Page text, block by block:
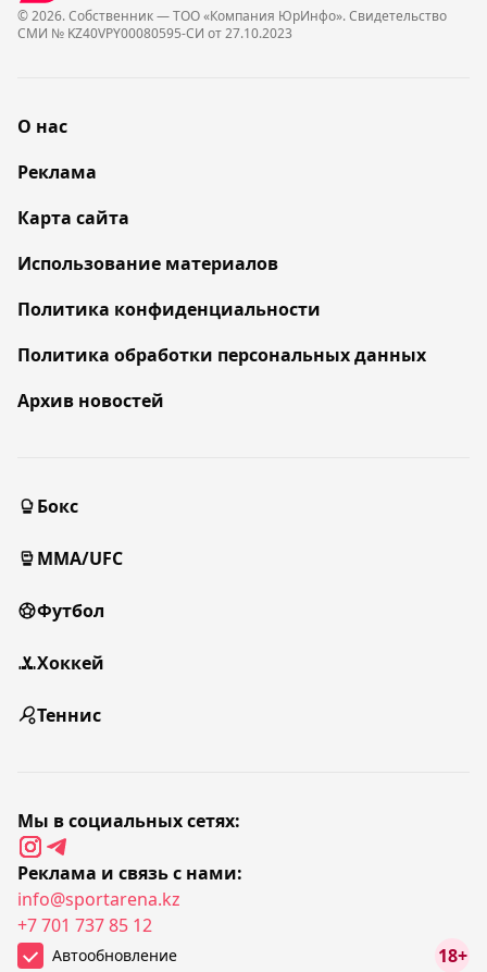
© 2026. Собственник — ТОО «Компания ЮрИнфо». Cвидетельство
СМИ № KZ40VPY00080595-СИ от 27.10.2023
О нас
Реклама
Карта сайта
Использование материалов
Политика конфиденциальности
Политика обработки персональных данных
Архив новостей
Бокс
MMA/UFC
Футбол
Хоккей
Теннис
Мы в социальных сетях:
Реклама и связь с нами:
info@sportarena.kz
+7 701 737 85 12
Автообновление 18+